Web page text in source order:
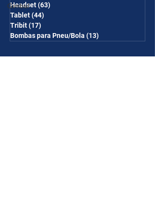
Gimbal
Headset(63)
Tablet(44)
Tribit(17)
Bombas para Pneu/Bola (13)